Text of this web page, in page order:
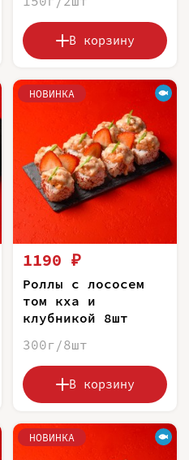
В корзину
НОВИНКА
1190 ₽
Роллы с лососем
том кха и
клубникой 8шт
300г/8шт
В корзину
НОВИНКА